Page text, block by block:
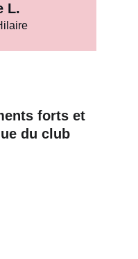
L.
forts et
du club